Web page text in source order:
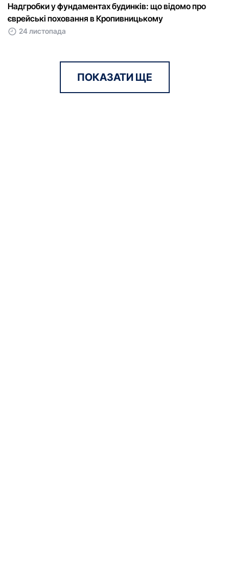
Надгробки у фундаментах будинків: що відомо про
єврейські поховання в Кропивницькому
24 листопада
ПОКАЗАТИ ЩЕ